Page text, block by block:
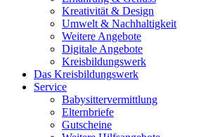
Kreativität & Design
Umwelt & Nachhaltigkeit
Weitere Angebote
Digitale Angebote
Kreisbildungswerk
Das Kreisbildungswerk
Service
Babysittervermittlung
Elternbriefe
Gutscheine